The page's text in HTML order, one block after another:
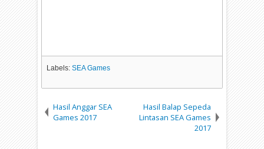
Labels:SEA Games
Hasil Anggar SEA
Games 2017
Hasil Balap Sepeda
Lintasan SEA Games
2017